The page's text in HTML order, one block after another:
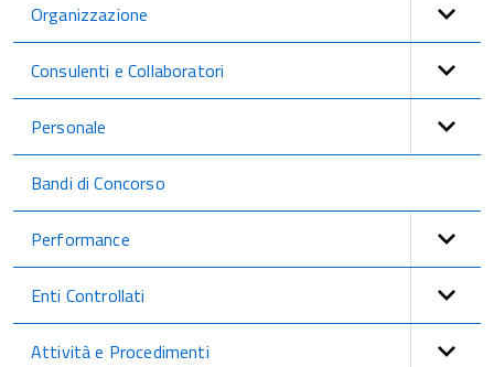
Organizzazione
Consulenti e Collaboratori
Personale
Bandi di Concorso
Performance
Enti Controllati
Attività e Procedimenti